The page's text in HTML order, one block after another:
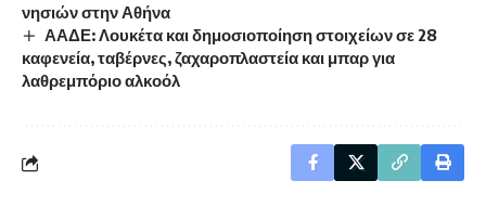
νησιών στην Αθήνα
ΑΑΔΕ: Λουκέτα και δημοσιοποίηση στοιχείων σε 28
καφενεία, ταβέρνες, ζαχαροπλαστεία και μπαρ για
λαθρεμπόριο αλκοόλ